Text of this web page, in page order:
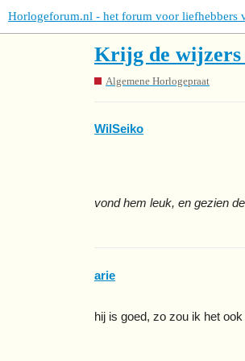
Horlogeforum.nl - het forum voor liefhebbers
Krijg de wijzers
Algemene Horlogepraat
WilSeiko
vond hem leuk, en gezien
arie
hij is goed, zo zou ik het